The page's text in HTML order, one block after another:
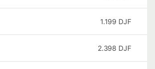
1.199 DJF
2.398 DJF